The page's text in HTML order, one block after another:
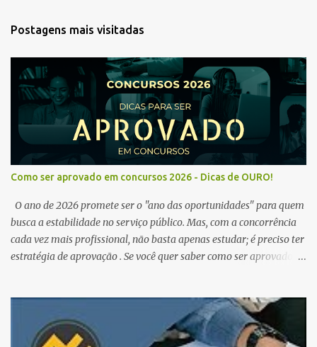
Postagens mais visitadas
Como ser aprovado em concursos 2026 - Dicas de OURO!
O ano de 2026 promete ser o "ano das oportunidades" para quem
busca a estabilidade no serviço público. Mas, com a concorrência
cada vez mais profissional, não basta apenas estudar; é preciso ter
estratégia de aprovação . Se você quer saber como ser aprovado
Edital Verticalizado Não comece a estudar sem ler o edital. A dica
de ouro é criar um edital verticalizado . Liste todos os tópicos e
marque seu progresso (Teoria / Resumo / Questões). Isso evita que